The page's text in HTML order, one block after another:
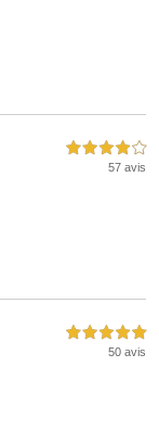
4,0 étoiles sur 5
57 avis
5,0 étoiles sur 5
50 avis